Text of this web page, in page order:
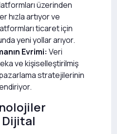
üzerinden
hızla artıyor ve
ticaret için
yeni yollar arıyor.
Evrimi: Veri
ve kişiselleştirilmiş
stratejilerinin
Dijital